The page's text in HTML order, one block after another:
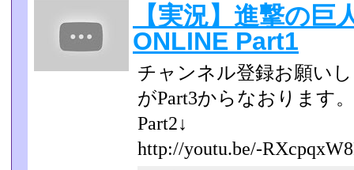
【実況】進撃の
ONLINE Part1
チャンネル登録お願い
がPart3からなおります。
Part2↓
http://youtu.be/-